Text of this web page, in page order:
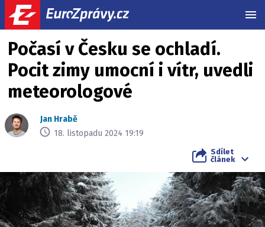
Počasí v Česku se ochladí.
Pocit zimy umocní i vítr, uvedli
meteorologové
Jan Hrabě
18. listopadu 2024 19:19
Sdílet
článek